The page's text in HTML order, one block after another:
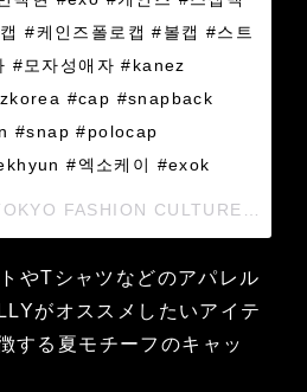
#케인즈폴로캡 #볼캡 #스트
#모자성애자 #kanez
#cap #snapback
#snap #polocap
#엑소케이 #exok
A photo posted by TOKYO FASHION CULTURE (@kaneztokyo_kr) on
やTシャツなどのアパレル
がオススメしたいアイテ
する夏モチーフのキャッ